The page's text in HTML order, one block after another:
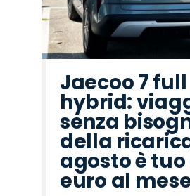
Jaecoo 7 full
hybrid:
senza
della
agosto è tuo
euro al